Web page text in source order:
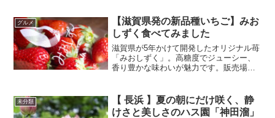
す。
グルメ
【滋賀県発の新品種いちご】みお
しずく食べてみました
滋賀県が5年かけて開発したオリジナル苺
「みおしずく」。高糖度でジューシー、
香り豊かな味わいが魅力です。販売場所
未分類
【 長浜 】夏の朝にだけ咲く、静
けさと美しさのハス園「神田溜」